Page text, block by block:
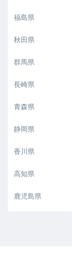
福島県
秋田県
群馬県
長崎県
青森県
静岡県
香川県
高知県
鹿児島県